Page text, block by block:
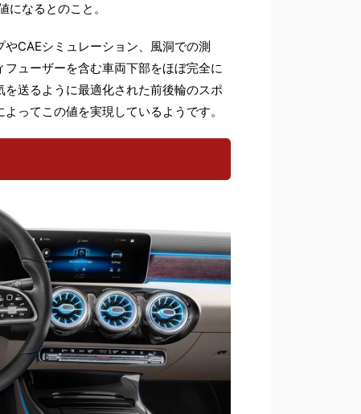
なるとのこと。
やCAEシミュレーション、風洞での測
ューザーを含む車両下部をほぼ完全に
送るように最適化された前後輪のスポ
ってこの値を実現しているようです。